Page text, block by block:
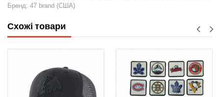
Бренд: 47 brand (США)
Схожі товари